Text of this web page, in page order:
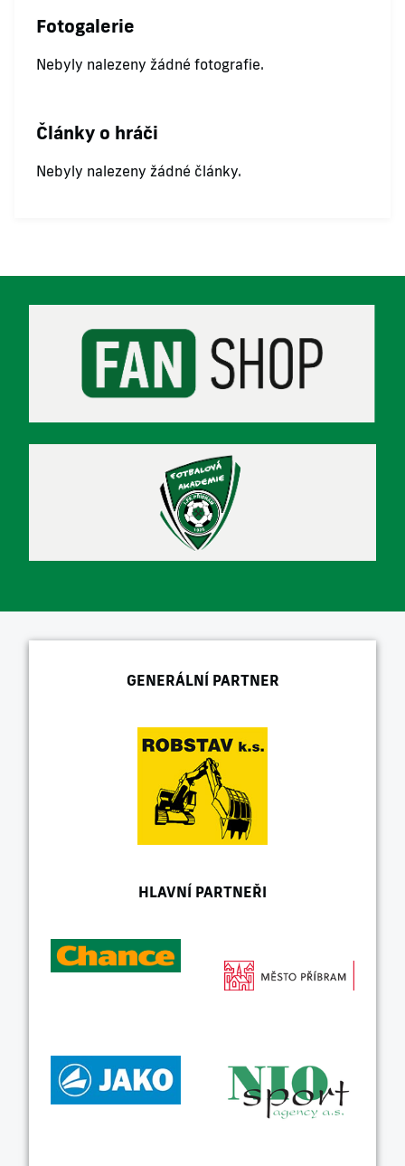
Fotogalerie
Nebyly nalezeny žádné fotografie.
Články o hráči
Nebyly nalezeny žádné články.
GENERÁLNÍ PARTNER
HLAVNÍ PARTNEŘI